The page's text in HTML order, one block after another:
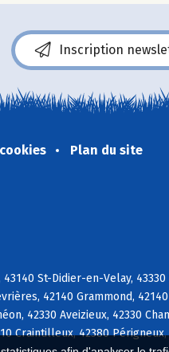
Inscription
Plan du site
St-Didier-en-Velay,
42140 Grammond,
42330 Aveizieux, 42330
Craintilleux, 42380